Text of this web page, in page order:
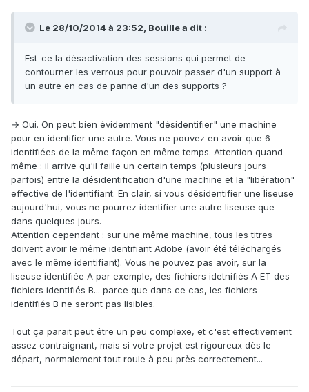
Le 28/10/2014 à 23:52, Bouille a dit :
Est-ce la désactivation des sessions qui permet de
contourner les verrous pour pouvoir passer d'un support à
un autre en cas de panne d'un des supports ?
→ Oui. On peut bien évidemment "désidentifier" une machine
pour en identifier une autre. Vous ne pouvez en avoir que 6
identifiées de la même façon en même temps. Attention quand
même : il arrive qu'il faille un certain temps (plusieurs jours
parfois) entre la désidentification d'une machine et la "libération"
effective de l'identifiant. En clair, si vous désidentifier une liseuse
aujourd'hui, vous ne pourrez identifier une autre liseuse que
dans quelques jours.
Attention cependant : sur une même machine, tous les titres
doivent avoir le même identifiant Adobe (avoir été téléchargés
avec le même identifiant). Vous ne pouvez pas avoir, sur la
liseuse identifiée A par exemple, des fichiers idetnifiés A ET des
fichiers identifiés B... parce que dans ce cas, les fichiers
identifiés B ne seront pas lisibles.
Tout ça parait peut être un peu complexe, et c'est effectivement
assez contraignant, mais si votre projet est rigoureux dès le
départ, normalement tout roule à peu près correctement...